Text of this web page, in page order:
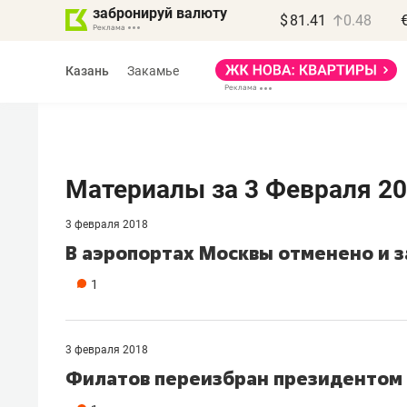
забронируй валюту $ 81.41 0.48
Казань Закамье
Материалы за 3 Февраля
3 февраля 2018
​В аэропортах Москвы отменено и
1
3 февраля 2018
Филатов переизбран
МАРТ
правил, бизнес может
полгода»